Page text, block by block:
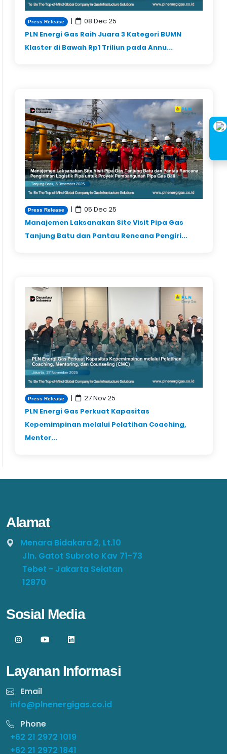
Press Release |
08 Dec 25
PLN Energi Gas Raih Juara 3 Kategori BUMN
Klaster di Bawah Rp1 Triliun pada Annu...
Press Release |
05 Dec 25
Manajemen Laksanakan Site Visit Pipa Gas
Tanjung Batu dan Pantau Rencana Pengiri...
Press Release |
27 Nov 25
PLN Energi Gas Perkuat Kapasitas
Kepemimpinan melalui Pelatihan Coaching,
Mentor...
Alamat
Menara Bidakara 2, Lt.10
Jln. Gatot Subroto Kav 71-73
Tebet - Jakarta Selatan
12870
Sosial Media
Layanan Informasi
Email
info@plnenergigas.co.id
Phone
+62 21 2972 1019
+62 21 2972 1841